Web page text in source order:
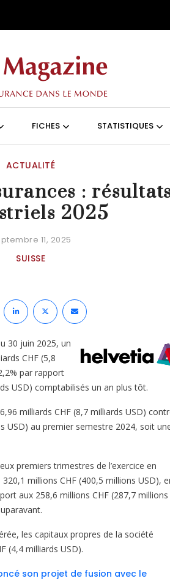
FICHES STATISTIQUES
ACTUALITÉ
:
2025
11, 2025
SUISSE
30 juin 2025, un
CHF (5,8
par rapport
USD) comptabilisés un an plus tôt.
milliards CHF (8,7 milliards USD)
USD) au premier semestre 2024, soit
premiers trimestres de l’exercice en
millions CHF (400,5 millions USD),
aux 258,6 millions CHF (287,7 millions
les capitaux propres de la société
(4,4 milliards USD).
son projet de fusion avec le